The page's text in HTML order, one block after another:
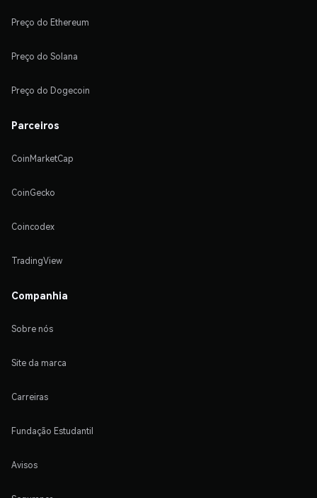
Preço do Ethereum
Preço do Solana
Preço do Dogecoin
Parceiros
CoinMarketCap
CoinGecko
Coincodex
TradingView
Companhia
Sobre nós
Site da marca
Carreiras
Fundação Estudantil
Avisos